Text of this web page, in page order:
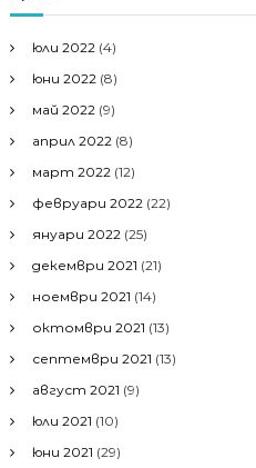
юли 2022 (4)
юни 2022 (8)
май 2022 (9)
април 2022 (8)
март 2022 (12)
февруари 2022 (22)
януари 2022 (25)
декември 2021 (21)
ноември 2021 (14)
октомври 2021 (13)
септември 2021 (13)
август 2021 (9)
юли 2021 (10)
юни 2021 (29)